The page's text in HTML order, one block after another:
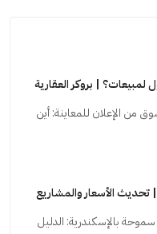
لمبيعات؟ | بروكر العقارية
من الإعلان للمعاينة: أين
بالإسكندرية: الدليل